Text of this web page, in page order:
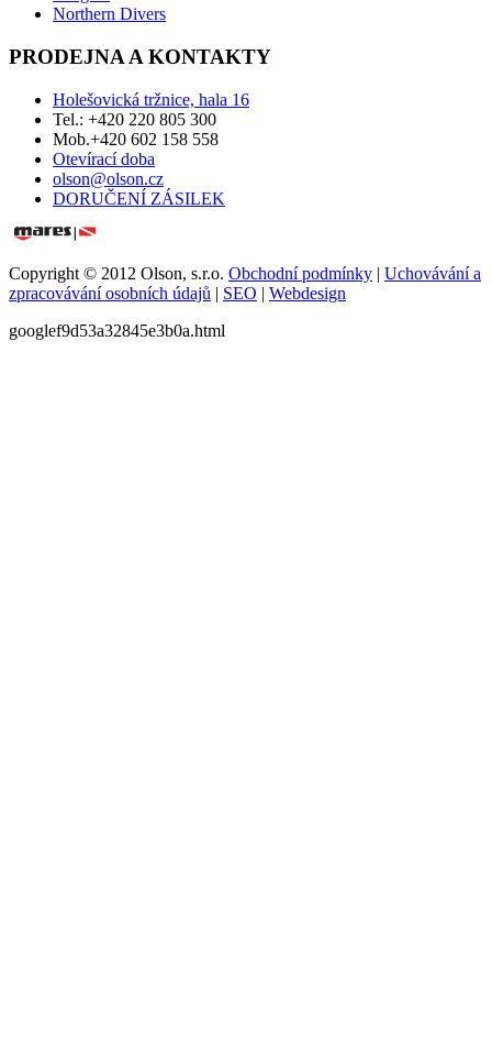
Northern Divers
PRODEJNA A KONTAKTY
Holešovická tržnice, hala 16
Tel.: +420 220 805 300
Mob.+420 602 158 558
Otevírací doba
olson@olson.cz
DORUČENÍ ZÁSILEK
Copyright © 2012 Olson, s.r.o. Obchodní podmínky | Uchovávání a
zpracovávání osobních údajů | SEO | Webdesign
googlef9d53a32845e3b0a.html